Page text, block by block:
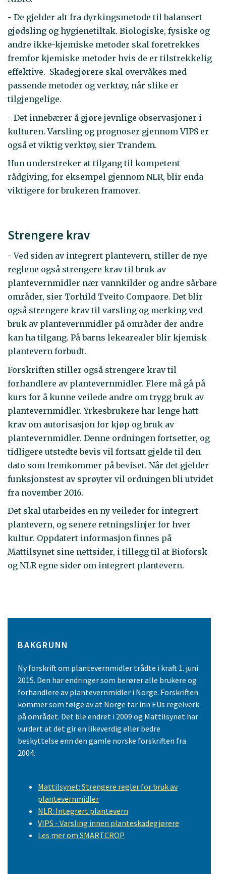
- De gjelder alt fra dyrkingsmetode til balansert
gjødsling og hygienetiltak. Biologiske, fysiske og
andre ikke-kjemiske metoder skal foretrekkes
fremfor kjemiske metoder hvis de er tilstrekkelig
effektive. Skadegjørere skal overvåkes med
passende metoder og verktøy, når slike er
tilgjengelige.
- Det innebærer å gjøre jevnlige observasjoner i
kulturen. Varsling og prognoser gjennom VIPS er
også et viktig verktøy, sier Trandem.
Hun understreker at tilgang til kompetent
rådgiving, for eksempel gjennom NLR, blir enda
viktigere for brukeren framover.
Strengere krav
- Ved siden av integrert plantevern, stiller de nye
reglene også strengere krav til bruk av
plantevernmidler nær vannkilder og andre sårbare
områder, sier Torhild Tveito Compaore. Det blir
også strengere krav til varsling og merking ved
bruk av plantevernmidler på områder der andre
kan ha tilgang. På barns lekearealer blir kjemisk
plantevern forbudt.
Forskriften stiller også strengere krav til
forhandlere av plantevernmidler. Flere må gå på
kurs for å kunne veilede andre om trygg bruk av
plantevernmidler. Yrkesbrukere har lenge hatt
krav om autorisasjon for kjøp og bruk av
plantevernmidler. Denne ordningen fortsetter, og
tidligere utstedte bevis vil fortsatt gjelde til den
dato som fremkommer på beviset. Når det gjelder
funksjonstest av sprøyter vil ordningen bli utvidet
fra november 2016.
Det skal utarbeides en ny veileder for integrert
plantevern, og senere retningslinjer for hver
kultur. Oppdatert informasjon finnes på
Mattilsynet sine nettsider, i tillegg til at Bioforsk
og NLR egne sider om integrert plantevern.
BAKGRUNN
Ny forskrift om plantevernmidler trådte i kraft 1. juni
2015. Den har endringer som berører alle brukere og
forhandlere av plantevernmidler i Norge. Forskriften
kommer som følge av at Norge tar inn EUs regelverk
på området. Det ble endret i 2009 og Mattilsynet har
vurdert at det gir en likeverdig eller bedre
beskyttelse enn den gamle norske forskriften fra
2004.
Mattilsynet: Strengere regler for bruk av
plantevernmidler
NLR: Integrert plantevern
VIPS - Varsling innen planteskadegjørere
Les mer om SMARTCROP